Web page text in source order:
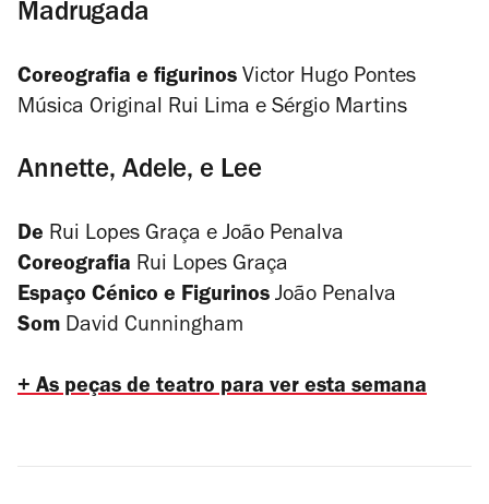
Madrugada
Coreografia e figurinos Victor Hugo Pontes
Música Original Rui Lima e Sérgio Martins
Annette, Adele, e Lee
De Rui Lopes Graça e João Penalva
Coreografia Rui Lopes Graça
Espaço Cénico e Figurinos João Penalva
Som David Cunningham
+ As peças de teatro para ver esta semana